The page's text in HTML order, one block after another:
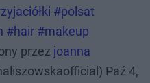
#polsat
#hair #makeup
przez joanna
Paź 4,